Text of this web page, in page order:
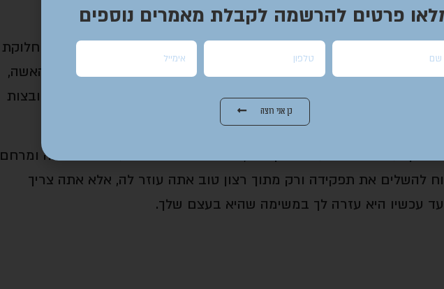
הזאטוטים.
והמצוות שה' נתן לנו, שאין ביכולת אדם אחד להספיק את כולן, באה חלוקת
הבעל, כפי שמתאים לאופיו, מופקד על החלק הרוחני והרעיוני; ואילו האשה,
על הפן הביצועי וההתפתחותי. אבל הבעלות והאחריות תמיד רובצות
עזרה ואתה נעתר לבקשתה, זה לא אומר שאתה עושה לה טובה ומרחם
להשלים את תפקידה ורק מתוך רצון טוב אתה עוזר לה, אלא אתה צריך
עכשיו היא עזרה לך במשימה שהיא בעצם שלך.
פרטים להרשמה לקבלת מאמרים נוספים
כן אני רוצה